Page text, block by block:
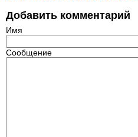
Добавить комментарий
Имя
Сообщение